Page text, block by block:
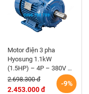
Motor điện 3 pha
Hyosung 1.1kW
(1.5HP) – 4P – 380V –
50Hz – TEFC – 90S
(tốc độ 1500rpm)
-9%
2.698.300 đ
2.453.000 đ